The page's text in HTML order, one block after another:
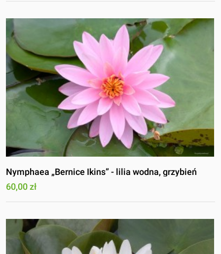
Nymphaea „Bernice Ikins” - lilia wodna, grzybień
60,00 zł